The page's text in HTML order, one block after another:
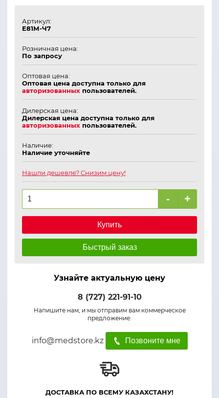
Артикул:
Е81М-Ч7
Розничная цена:
По запросу
Оптовая цена:
Оптовая цена доступна только для
авторизованных пользователей.
Дилерская цена:
Дилерская цена доступна только для
авторизованных пользователей.
Наличие:
Наличие уточняйте
Нашли дешевле? Снизим цену!
- +
Купить
Быстрый заказ
Узнайте актуальную цену
8 (727) 221-91-10
Напишите нам, и мы отправим вам коммерческое
предложение:
info@medstore.kz Позвоните мне
ДОСТАВКА ПО ВСЕМУ КАЗАХСТАНУ!